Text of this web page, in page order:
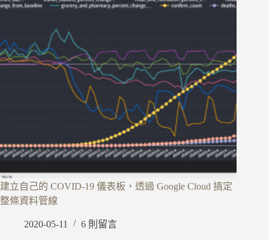
建立自己的 COVID-19 儀表板，透過 Google Cloud 搞定
整條資料管線
2020-05-11 6 則留言